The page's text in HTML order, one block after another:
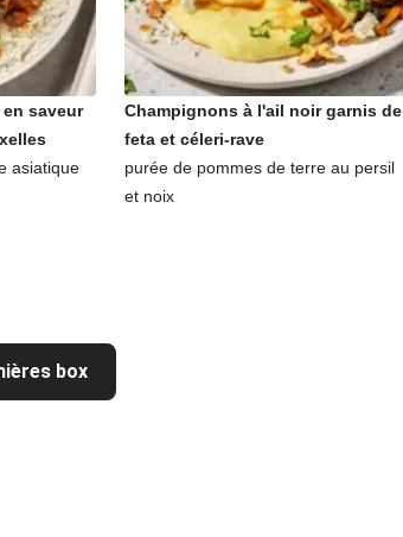
saveur
asiatique
Champignons à l'ail noir garnis de
feta et céleri-rave
purée de pommes de terre au persil
et noix
box